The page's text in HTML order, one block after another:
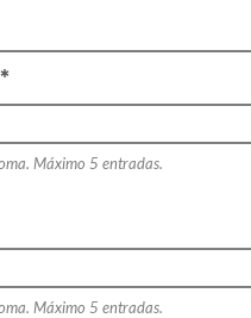
Máximo 5 entradas.
Máximo 5 entradas.